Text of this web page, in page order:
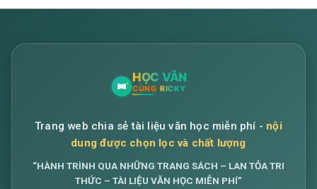
Trang web chia sẻ tài liệu văn học miễn phí - nội
dung được chọn lọc và chất lượng
“HÀNH TRÌNH QUA NHỮNG TRANG SÁCH – LAN TỎA TRI
THỨC – TÀI LIỆU VĂN HỌC MIỄN PHÍ”